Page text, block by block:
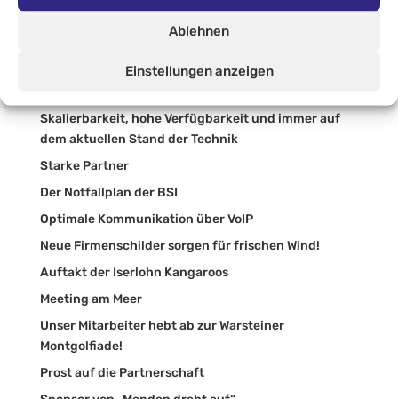
Ablehnen
Einstellungen anzeigen
Dead by Upgrade
Wir lieben unser Sauerland!
Skalierbarkeit, hohe Verfügbarkeit und immer auf
dem aktuellen Stand der Technik
Starke Partner
Der Notfallplan der BSI
Optimale Kommunikation über VoIP
Neue Firmenschilder sorgen für frischen Wind!
Auftakt der Iserlohn Kangaroos
Meeting am Meer
Unser Mitarbeiter hebt ab zur Warsteiner
Montgolfiade!
Prost auf die Partnerschaft